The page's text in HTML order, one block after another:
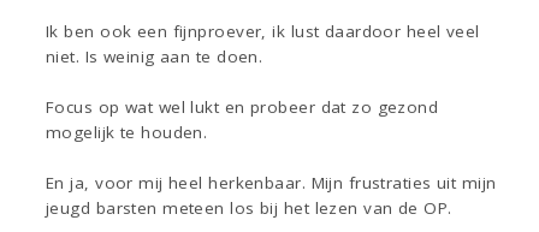
Ik ben ook een fijnproever, ik lust daardoor heel veel
niet. Is weinig aan te doen.
Focus op wat wel lukt en probeer dat zo gezond
mogelijk te houden.
En ja, voor mij heel herkenbaar. Mijn frustraties uit mijn
jeugd barsten meteen los bij het lezen van de OP.